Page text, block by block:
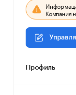
Компания
Профиль